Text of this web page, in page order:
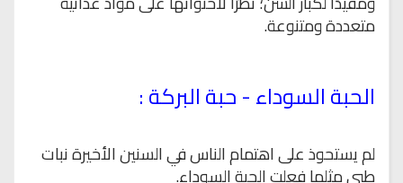
متعددة ومتنوعة.
الحبة السوداء - حبة البركة :
لميستحوذ على اهتمام الناس في السنين الأخيرة نبات
طبي مثلما فعلت الحبة السوداء.